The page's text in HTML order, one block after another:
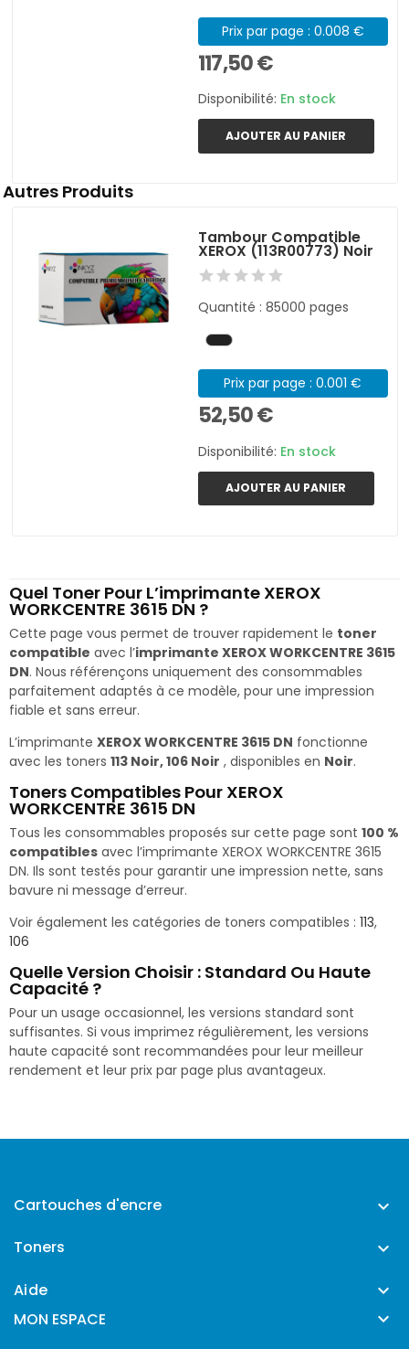
Prix par page : 0.008 €
117,50 €
Disponibilité: En stock
AJOUTER AU PANIER
Autres Produits
Tambour Compatible
XEROX (113R00773) Noir
Quantité : 85000 pages
Prix par page : 0.001 €
52,50 €
Disponibilité: En stock
AJOUTER AU PANIER
Quel Toner Pour L’imprimante XEROX
WORKCENTRE 3615 DN ?
Cette page vous permet de trouver rapidement le toner
compatible avec l’imprimante XEROX WORKCENTRE 3615
DN. Nous référençons uniquement des consommables
parfaitement adaptés à ce modèle, pour une impression
fiable et sans erreur.
L’imprimante XEROX WORKCENTRE 3615 DN fonctionne
avec les toners 113 Noir, 106 Noir , disponibles en Noir.
Toners Compatibles Pour XEROX
WORKCENTRE 3615 DN
Tous les consommables proposés sur cette page sont 100 %
compatibles avec l’imprimante XEROX WORKCENTRE 3615
DN. Ils sont testés pour garantir une impression nette, sans
bavure ni message d’erreur.
Voir également les catégories de toners compatibles : 113,
106
Quelle Version Choisir : Standard Ou Haute
Capacité ?
Pour un usage occasionnel, les versions standard sont
suffisantes. Si vous imprimez régulièrement, les versions
haute capacité sont recommandées pour leur meilleur
rendement et leur prix par page plus avantageux.
Cartouches d'encre 
Toners 
Aide 
MON ESPACE 